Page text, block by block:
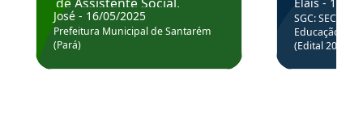
Hoje estou atuando na
Prefeitura de Santarém.
José - 16/05/2025
Prefeitura Municipal de Santarém
(Pará)
colocar
através
de
SGC: SEC BA
Educação
(Edital